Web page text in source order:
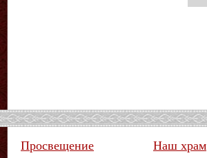
Просвещение Наш храм